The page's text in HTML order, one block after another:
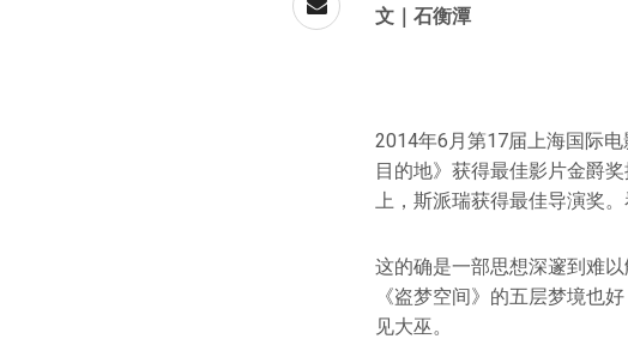
文｜石衡潭
2014年6月第17届上海国际电
目的地》获得最佳影片金爵
上，斯派瑞获得最佳导演奖
这的确是一部思想深邃到难
《盗梦空间》的五层梦境也
见大巫。